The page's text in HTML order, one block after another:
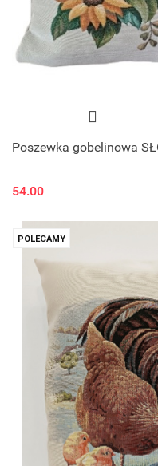
Poszewka gobelinowa
54.00
POLECAMY